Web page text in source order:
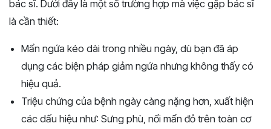
bác sĩ. Dưới đây là một số trường hợp mà việc gặp bác sĩ
là cần thiết:
Mẩn ngứa kéo dài trong nhiều ngày, dù bạn đã áp
dụng các biện pháp giảm ngứa nhưng không thấy có
hiệu quả.
Triệu chứng của bệnh ngày càng nặng hơn, xuất hiện
các dấu hiệu như: Sưng phù, nổi mẩn đỏ trên toàn cơ